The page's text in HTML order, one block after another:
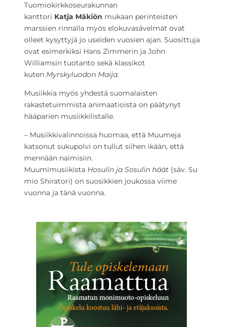
Tuomiokirkkoseurakunnan
kanttori Katja Mäkiön mukaan perinteisten
marssien rinnalla myös elokuvasävelmät ovat
olleet kysyttyjä jo useiden vuosien ajan. Suosittuja
ovat esimerkiksi Hans Zimmerin ja John
Williamsin tuotanto sekä klassikot
kuten Myrskyluodon Maija.
Musiikkia myös yhdestä suomalaisten
rakastetuimmista animaatioista on päätynyt
hääparien musiikkilistalle.
– Musiikkivalinnoissa huomaa, että Muumeja
katsonut sukupolvi on tullut siihen ikään, että
mennään naimisiin.
Muumimusiikista Hosulin ja Sosulin häät (säv. Su
mio Shiratori) on suosikkien joukossa viime
vuonna ja tänä vuonna.